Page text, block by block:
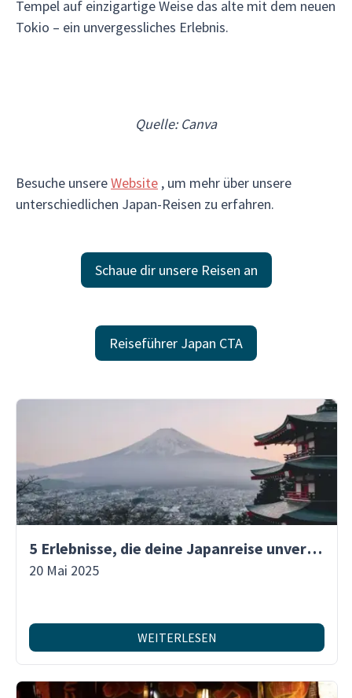
Tempel auf einzigartige Weise das alte mit dem neuen
Tokio – ein unvergessliches Erlebnis.
Quelle: Canva
Besuche unsereWebsite , um mehr über unsere
unterschiedlichen Japan-Reisen zu erfahren.
Schaue dir unsere Reisen an
Reiseführer Japan CTA
5 Erlebnisse, die deine Japanreise unvergesslich machen
20 Mai 2025
WEITERLESEN